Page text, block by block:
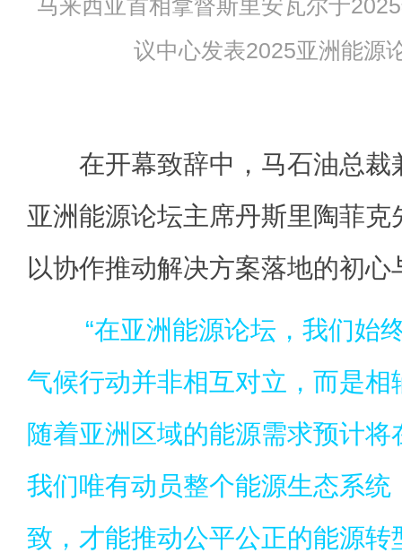
马来西亚首相拿督斯里安瓦尔于
议中心发表2025亚洲能源
在开幕致辞中，马石油总裁
亚洲能源论坛主席丹斯里陶菲
以协作推动解决方案落地的初
“在亚洲能源论坛，我们始
气候行动并非相互对立，而是相
随着亚洲区域的能源需求预计
我们唯有动员整个能源生态系统
致，才能推动公平公正的能源转